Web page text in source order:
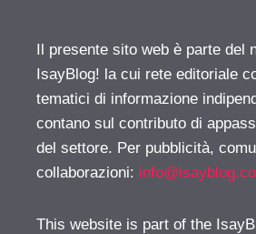
Il presente sito web è parte del
IsayBlog! la cui rete editoriale
tematici di informazione
contano sul contributo di
del settore. Per pubblicità,
collaborazioni:
This website is part of the